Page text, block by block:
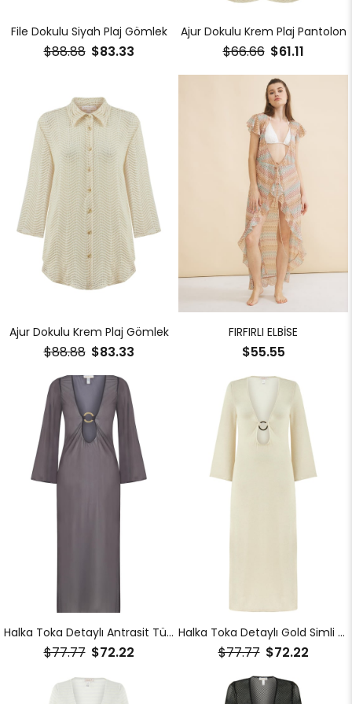
File Dokulu Siyah Plaj Gömlek
$83.33
$88.88
Ajur Dokulu Krem Plaj Pantolon
$61.11
$66.66
Ajur Dokulu Krem Plaj Gömlek
$83.33
$88.88
FIRFIRLI ELBİSE
$55.55
Halka Toka Detaylı Antrasit Tül Plaj Elbise
$72.22
$77.77
Halka Toka Detaylı Gold Simli Plaj Elbise
$72.22
$77.77